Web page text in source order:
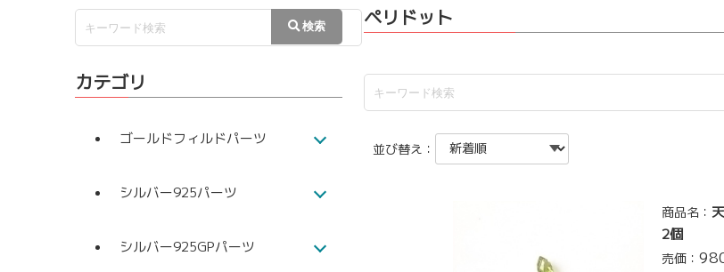
ペリドット
並び替え：
商品名：
2個
売価：
カテゴリ
ゴールドフィルドパーツ
シルバー925パーツ
シルバー925GPパーツ